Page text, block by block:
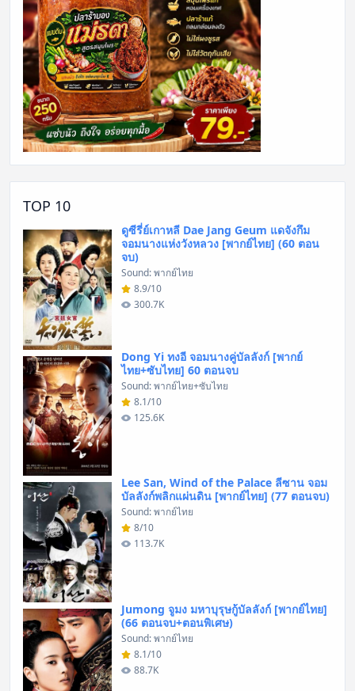
TOP 10
ดูซีรี่ย์เกาหลี Dae Jang Geum แดจังกึม
จอมนางแห่งวังหลวง [พากย์ไทย] (60 ตอน
จบ)
Sound: พากย์ไทย
8.9/10
300.7K
Dong Yi ทงอี จอมนางคู่บัลลังก์ [พากย์
ไทย+ซับไทย] 60 ตอนจบ
Sound: พากย์ไทย+ซับไทย
8.1/10
125.6K
Lee San, Wind of the Palace ลีซาน จอม
บัลลังก์พลิกแผ่นดิน [พากย์ไทย] (77 ตอนจบ)
Sound: พากย์ไทย
8/10
113.7K
Jumong จูมง มหาบุรุษกู้บัลลังก์ [พากย์ไทย]
(66 ตอนจบ+ตอนพิเศษ)
Sound: พากย์ไทย
8.1/10
88.7K